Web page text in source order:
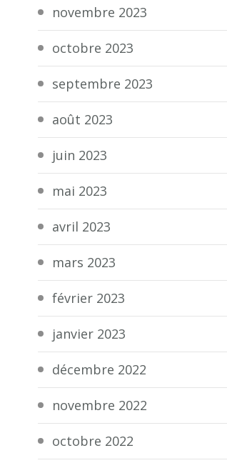
novembre 2023
octobre 2023
septembre 2023
août 2023
juin 2023
mai 2023
avril 2023
mars 2023
février 2023
janvier 2023
décembre 2022
novembre 2022
octobre 2022